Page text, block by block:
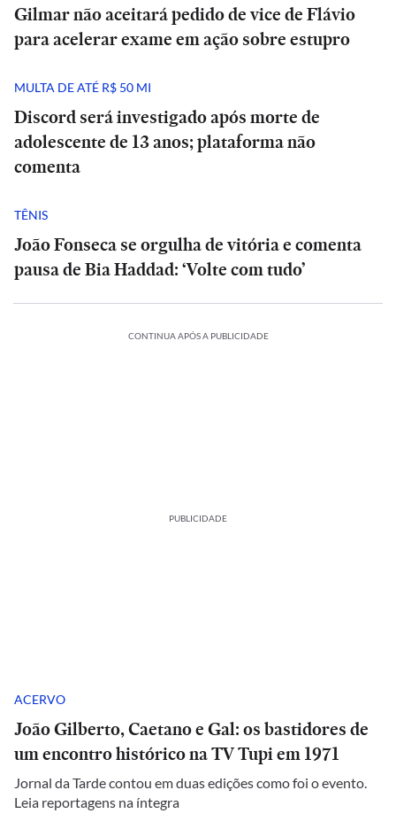
Gilmar não aceitará pedido de vice de Flávio
para acelerar exame em ação sobre estupro
MULTA DE ATÉ R$ 50 MI
Discord será investigado após morte de
adolescente de 13 anos; plataforma não
comenta
TÊNIS
João Fonseca se orgulha de vitória e comenta
pausa de Bia Haddad: ‘Volte com tudo’
CONTINUA APÓS A PUBLICIDADE
PUBLICIDADE
ACERVO
João Gilberto, Caetano e Gal: os bastidores de
um encontro histórico na TV Tupi em 1971
Jornal da Tarde contou em duas edições como foi o evento.
Leia reportagens na íntegra